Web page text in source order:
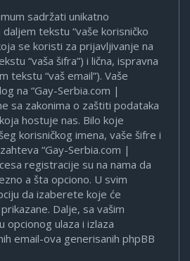
sadržati unikatno
tekstu “vaše korisničko
se koristi za prijavljivanje na
“vaša šifra”) i lična, ispravna
tekstu “vaš email”). Vaše
na “Gay-Serbia.com |
sa zakonima o zaštiti podataka
hostuje nas. Bilo koje
korisničkog imena, vaše šifre i
“Gay-Serbia.com |
registracije su na nama da
a šta opciono. U svim
da izaberete koje će
Dalje, sa vašim
opcionog ulaza i izlaza
email-ova generisanih phpBB